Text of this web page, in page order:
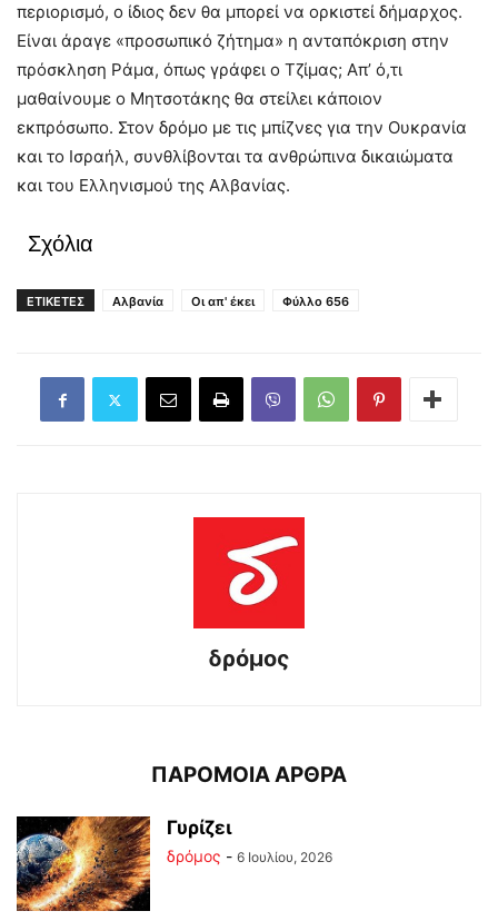
περιορισμό, ο ίδιος δεν θα μπορεί να ορκιστεί δήμαρχος.
Είναι άραγε «προσωπικό ζήτημα» η ανταπόκριση στην
πρόσκληση Ράμα, όπως γράφει ο Τζίμας; Απ’ ό,τι
μαθαίνουμε ο Μητσοτάκης θα στείλει κάποιον
εκπρόσωπο. Στον δρόμο με τις μπίζνες για την Ουκρανία
και το Ισραήλ, συνθλίβονται τα ανθρώπινα δικαιώματα
και του Ελληνισμού της Αλβανίας.
Σχόλια
ΕΤΙΚΕΤΕΣ Αλβανία Οι απ' έκει Φύλλο 656
δρόμος
ΠΑΡΟΜΟΙΑ ΑΡΘΡΑ
Γυρίζει
δρόμος - 6 Ιουλίου, 2026